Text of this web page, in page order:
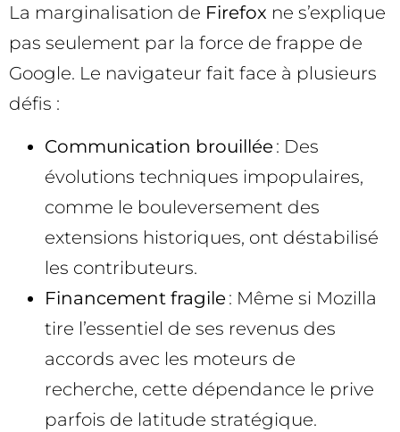
La marginalisation de Firefox ne s’explique
pas seulement par la force de frappe de
Google. Le navigateur fait face à plusieurs
défis :
Communication brouillée: Des
évolutions techniques impopulaires,
comme le bouleversement des
extensions historiques, ont déstabilisé
les contributeurs.
Financement fragile: Même si Mozilla
tire l’essentiel de ses revenus des
accords avec les moteurs de
recherche, cette dépendance le prive
parfois de latitude stratégique.